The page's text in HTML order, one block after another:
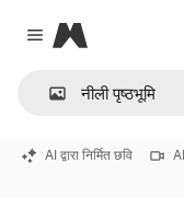
Close menu
Magnific
AI द्वारा निर्मित छवि